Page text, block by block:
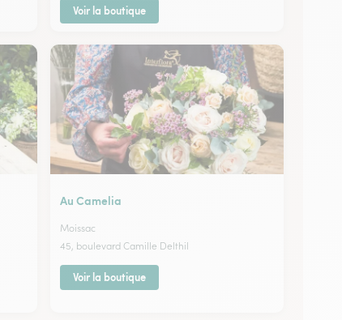
Voir la boutique
Au Camelia
Moissac
45, boulevard Camille Delthil
Voir la boutique